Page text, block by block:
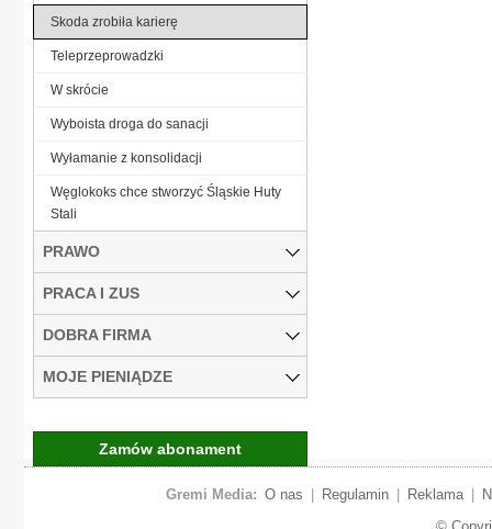
Skoda zrobiła karierę
Teleprzeprowadzki
W skrócie
Wyboista droga do sanacji
Wyłamanie z konsolidacji
Węglokoks chce stworzyć Śląskie Huty
Stali
PRAWO
PRACA I ZUS
DOBRA FIRMA
MOJE PIENIĄDZE
Zamów abonament
Gremi Media: O nas Regulamin Reklama